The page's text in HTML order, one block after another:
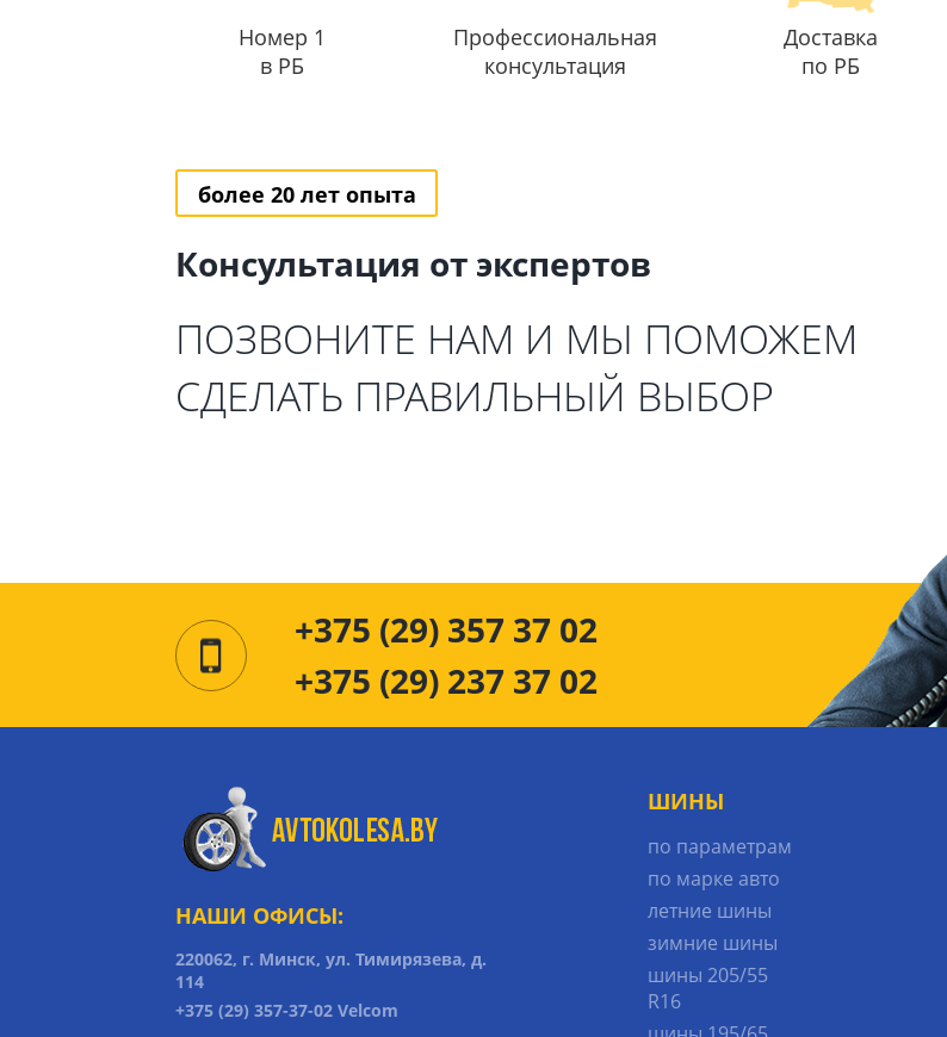
Номер 1
в РБ
Профессиональная
консультация
Доставка
по РБ
более 20 лет опыта
Консультация от экспертов
ПОЗВОНИТЕ НАМ И МЫ ПОМОЖЕМ
СДЕЛАТЬ ПРАВИЛЬНЫЙ ВЫБОР
+375 (29) 357 37 02
+375 (29) 237 37 02
НАШИ ОФИСЫ:
220062, г. Минск, ул. Тимирязева, д.
114
+375 (29) 357-37-02 Velcom
ШИНЫ
по параметрам
по марке авто
летние шины
зимние шины
шины 205/55
R16